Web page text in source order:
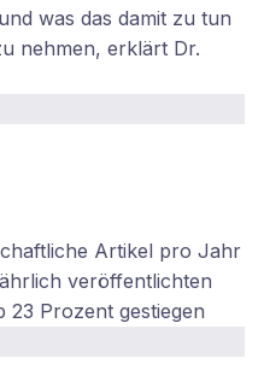
was das damit zu tun
nehmen, erklärt Dr.
Artikel pro Jahr
veröffentlichten
23 Prozent gestiegen